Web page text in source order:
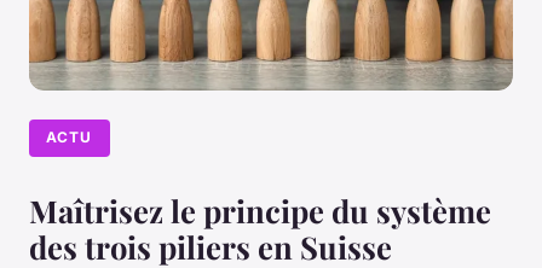
ACTU
Maîtrisez le principe du système
des trois piliers en Suisse